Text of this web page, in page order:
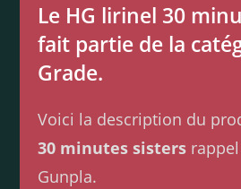
Le HG lirinel 30
fait partie de la
Grade.
Voici la description du
30 minutes sisters
Gunpla.